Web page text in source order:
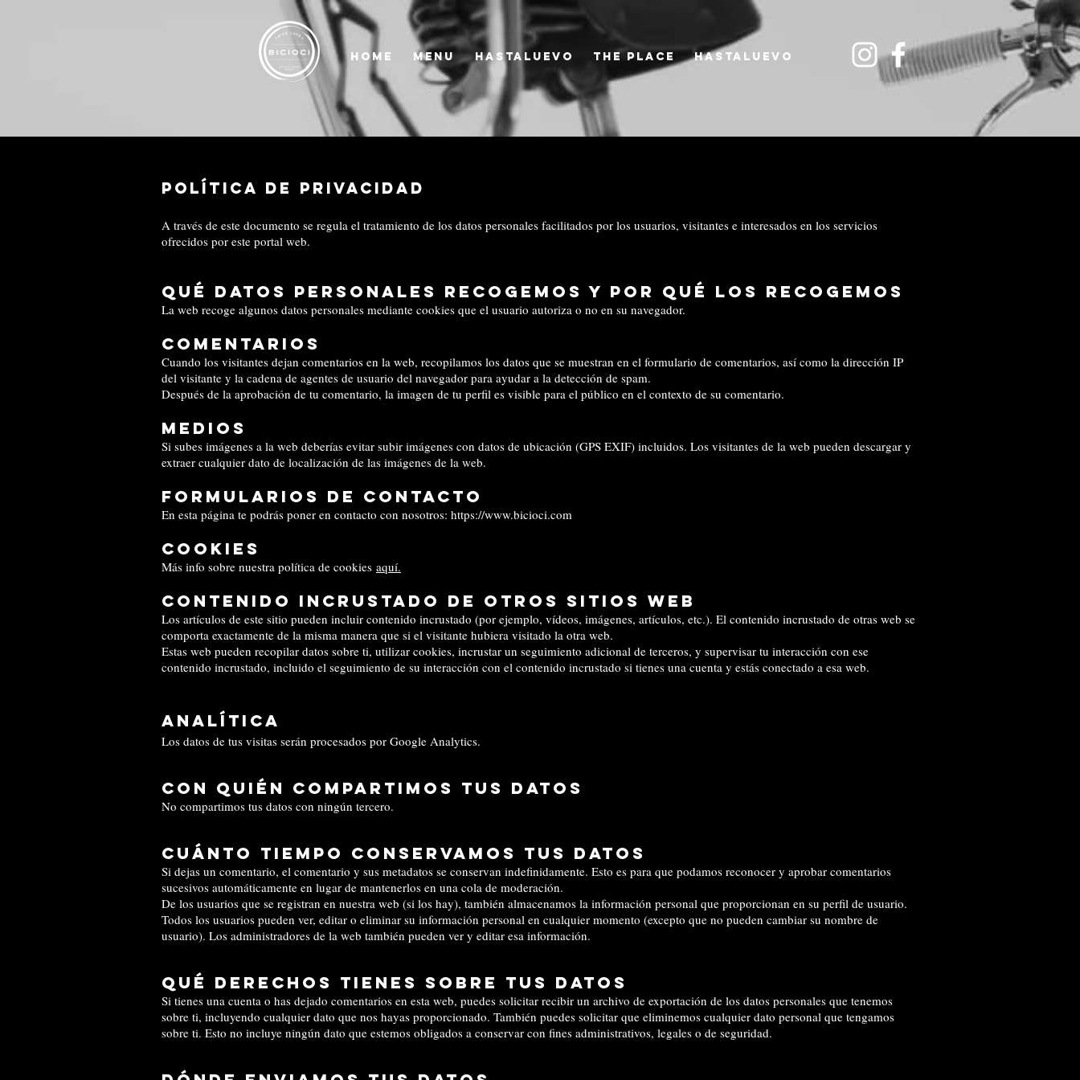
HOME MENU HASTALUEVO the PLACE HASTALUEVO
Política de privacidad
A través de este documento se regula el tratamiento de los datos personales facilitados por los usuarios, visitantes e interesados en los servicios
ofrecidos por este portal web.
Qué datos personales recogemos y por qué los recogemos
La web recoge algunos datos personales mediante cookies que el usuario autoriza o no en su navegador.
Comentarios
Cuando los visitantes dejan comentarios en la web, recopilamos los datos que se muestran en el formulario de comentarios, así como la dirección IP
del visitante y la cadena de agentes de usuario del navegador para ayudar a la detección de spam.
Después de la aprobación de tu comentario, la imagen de tu perfil es visible para el público en el contexto de su comentario.
Medios
Si subes imágenes a la web deberías evitar subir imágenes con datos de ubicación (GPS EXIF) incluidos. Los visitantes de la web pueden descargar y
extraer cualquier dato de localización de las imágenes de la web.
Formularios de contacto
En esta página te podrás poner en contacto con nosotros: https://www.bicioci.com
Cookies
Más info sobre nuestra política de cookies aquí.
Contenido incrustado de otros sitios web
Los artículos de este sitio pueden incluir contenido incrustado (por ejemplo, vídeos, imágenes, artículos, etc.). El contenido incrustado de otras web se
comporta exactamente de la misma manera que si el visitante hubiera visitado la otra web.
Estas web pueden recopilar datos sobre ti, utilizar cookies, incrustar un seguimiento adicional de terceros, y supervisar tu interacción con ese
contenido incrustado, incluido el seguimiento de su interacción con el contenido incrustado si tienes una cuenta y estás conectado a esa web.
Analítica
Los datos de tus visitas serán procesados por Google Analytics.
Con quién compartimos tus datos
No compartimos tus datos con ningún tercero.
Cuánto tiempo conservamos tus datos
Si dejas un comentario, el comentario y sus metadatos se conservan indefinidamente. Esto es para que podamos reconocer y aprobar comentarios
sucesivos automáticamente en lugar de mantenerlos en una cola de moderación.
De los usuarios que se registran en nuestra web (si los hay), también almacenamos la información personal que proporcionan en su perfil de usuario.
Todos los usuarios pueden ver, editar o eliminar su información personal en cualquier momento (excepto que no pueden cambiar su nombre de
usuario). Los administradores de la web también pueden ver y editar esa información.
Qué derechos tienes sobre tus datos
Si tienes una cuenta o has dejado comentarios en esta web, puedes solicitar recibir un archivo de exportación de los datos personales que tenemos
sobre ti, incluyendo cualquier dato que nos hayas proporcionado. También puedes solicitar que eliminemos cualquier dato personal que tengamos
sobre ti. Esto no incluye ningún dato que estemos obligados a conservar con fines administrativos, legales o de seguridad.